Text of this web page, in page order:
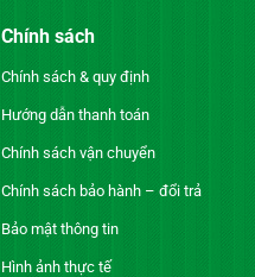
Chính sách
Chính sách & quy định
Hướng dẫn thanh toán
Chính sách vận chuyển
Chính sách bảo hành – đổi trả
Bảo mật thông tin
Hình ảnh thực tế